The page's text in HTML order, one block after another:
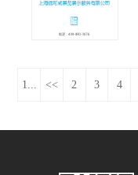
1... << 2 3 4